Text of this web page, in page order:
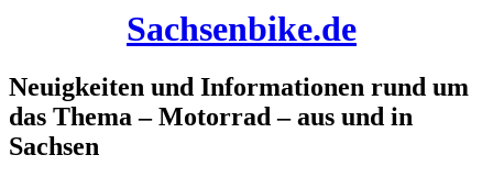
Sachsenbike.de
Neuigkeiten und Informationen rund um
das Thema – Motorrad – aus und in
Sachsen